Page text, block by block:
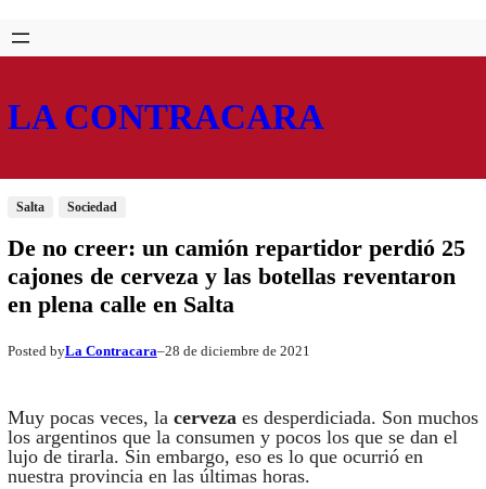
Saltar
al
Skip
to
LA CONTRACARA
Salta Sociedad
De no creer: un camión repartidor perdió 25
cajones de cerveza y las botellas reventaron
en plena calle en Salta
Posted byLa Contracara–28 de diciembre de 2021
Muy pocas veces, la cervezaes desperdiciada. Son muchos
los argentinos que la consumen y pocos los que se dan el
lujo de tirarla. Sin embargo, eso es lo que ocurrió en
nuestra provincia en las últimas horas.